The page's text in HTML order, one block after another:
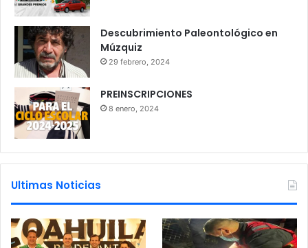
Descubrimiento Paleontológico en
Múzquiz
29 febrero, 2024
PREINSCRIPCIONES
8 enero, 2024
Ultimas Noticias